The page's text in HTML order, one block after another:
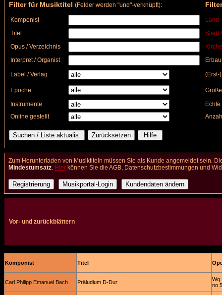
Filter für Musiktitel (Felder werden "und"-verknüpft):
Komponist
Land
Titel
Stadt
Opus / Verzeichnis
Interpret / Organist
Label / Verlag (Erst-
Epoche
Instrumente
Online gestellt
Zum Herunterladen von Musiktiteln müssen Sie als Kunde angemeldet sein.
Mindestumsatz. Hier können Sie die AGB, Datenschutzbestimmungen und
Vor- und zurückblättern
Komponist Titel
Carl Philipp Emanuel Bach Präludium D-Dur
Wq
no 5